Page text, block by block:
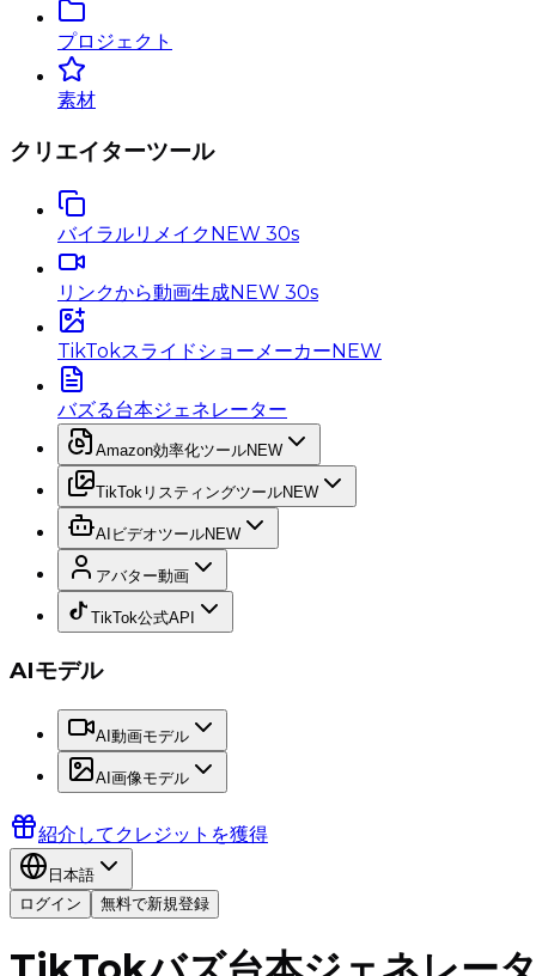
プロジェクト
素材
クリエイターツール
バイラルリメイク NEW 30s
リンクから動画生成NEW 30s
TikTokスライドショーメーカー NEW
バズる台本ジェネレーター
Amazon効率化ツールNEW
TikTokリスティングツールNEW
AIビデオツールNEW
アバター動画
TikTok公式API
AIモデル
AI動画モデル
AI画像モデル
紹介してクレジットを獲得
日本語
ログイン
無料で新規登録